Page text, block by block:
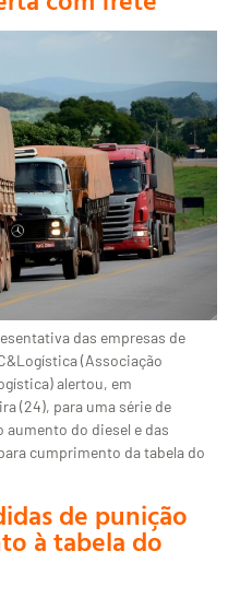
das empresas de
(Associação
alertou, em
(24), para uma série de
do diesel e das
cumprimento da tabela do
de punição
à tabela do